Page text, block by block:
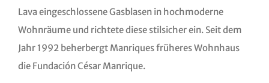
Lava eingeschlossene Gasblasen in hochmoderne
Wohnräume und richtete diese stilsicher ein. Seit dem
Jahr 1992 beherbergt Manriques früheres Wohnhaus
die Fundación César Manrique.